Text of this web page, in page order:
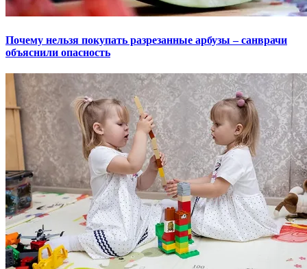
Почему нельзя покупать разрезанные арбузы – санврачи
объяснили опасность